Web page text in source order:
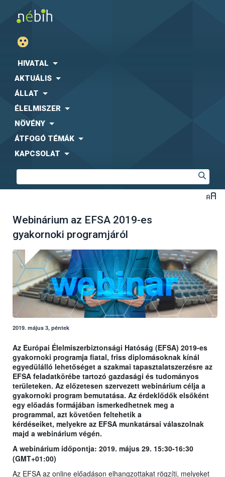
HIVATAL
AKTUÁLIS
ÁLLAT
ÉLELMISZER
NÖVÉNY
ÁTFOGÓ TÉMÁK
KAPCSOLAT
Webinárium az EFSA 2019-es
gyakornoki programjáról
2019. május 3, péntek
Az Európai Élelmiszerbiztonsági Hatóság (EFSA) 2019-es
gyakornoki programja fiatal, friss diplomásoknak kínál
egyedülálló lehetőséget a szakmai tapasztalatszerzésre az
EFSA feladatkörébe tartozó gazdasági és tudományos
területeken. Az előzetesen szervezett webinárium célja a
gyakornoki program bemutatása. Az érdeklődők elsőként
egy előadás formájában ismerkedhetnek meg a
programmal, azt követően feltehetik a
kérdéseiket, melyekre az EFSA munkatársai válaszolnak
majd a webinárium végén.
A webinárium időpontja: 2019. május 29. 15:30-16:30
(GMT+01:00)
Az EFSA az online előadáson elhangzottakat rögzíti, melyeket